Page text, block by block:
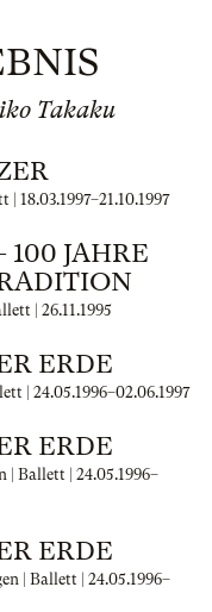
Takaku
| 18.03.1997–21.10.1997
JAHRE
| 26.11.1995
ERDE
| 24.05.1996–02.06.1997
ERDE
| Ballett | 24.05.1996–
ERDE
| Ballett | 24.05.1996–